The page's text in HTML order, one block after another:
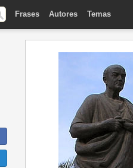
Frases Autores Temas